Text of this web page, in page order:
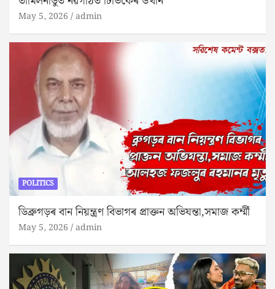
May 5, 2026 admin
POLITICS
ডিব্ৰুগড়ৰ বান নিয়ন্ত্ৰণ বিভাগৰ প্ৰাক্তন অভিযন্তা,সমাজ কৰ্ম্মী
May 5, 2026 admin